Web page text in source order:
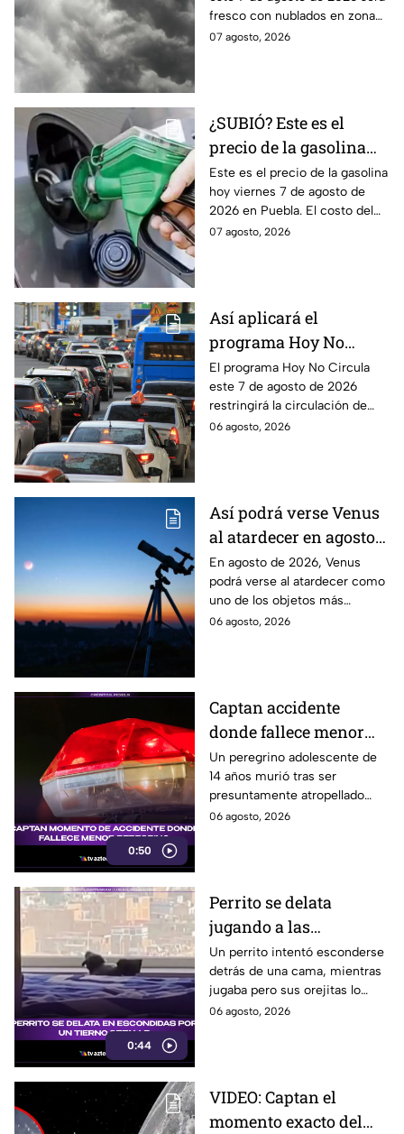
fresco con nublados en zona
centro y norte, mientras que al
07 agosto, 2026
¿SUBIÓ? Este es el
precio de la gasolina
Puebla hoy viernes 7 de
agosto de 2026
Este es el precio de la gasolina
hoy viernes 7 de agosto de
2026 en Puebla. El costo del
combustible cambia todos los
07 agosto, 2026
Así aplicará el
programa Hoy No
Circula este 7 de agosto
de 2026 en CDMX y
Edomex
El programa Hoy No Circula
este 7 de agosto de 2026
restringirá la circulación de
vehículos en la Ciudad de
06 agosto, 2026
Así podrá verse Venus
al atardecer en agosto
este 2026: ¿Cuándo y
dónde observarlo
desde Puebla?
En agosto de 2026, Venus
podrá verse al atardecer como
uno de los objetos más
brillantes del cielo. Conoce la
06 agosto, 2026
0:50
Captan accidente
donde fallece menor
peregrino en Estado de
México
Un peregrino adolescente de
14 años murió tras ser
presuntamente atropellado
mientras entrenaba en
06 agosto, 2026
0:44
Perrito se delata
jugando a las
escondidas y conquista
las redes
Un perrito intentó esconderse
detrás de una cama, mientras
jugaba pero sus orejitas lo
delataron. El tierno video
06 agosto, 2026
VIDEO: Captan el
momento exacto del